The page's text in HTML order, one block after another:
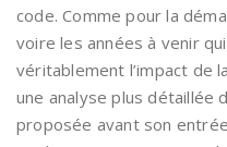
code. Comme pour la
voire les années à venir
véritablement l’impact de
une analyse plus détaillée
proposée avant son